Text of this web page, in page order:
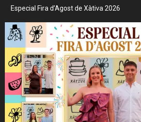
Especial Fira d’Agost de Xàtiva 2026